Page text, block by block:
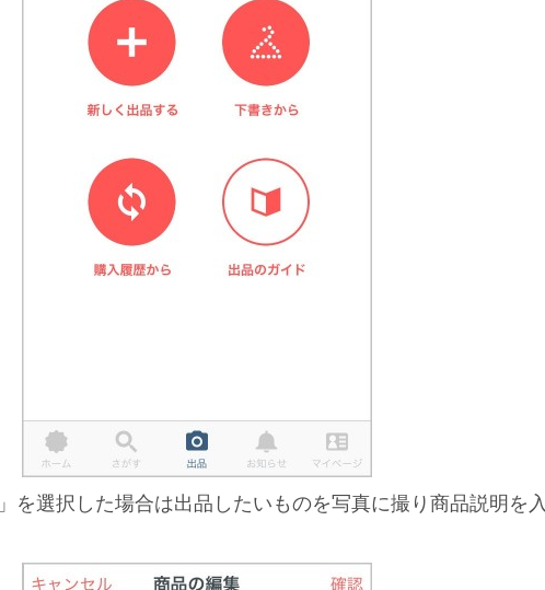
を選択した場合は出品したいものを写真に撮り商品説明を入